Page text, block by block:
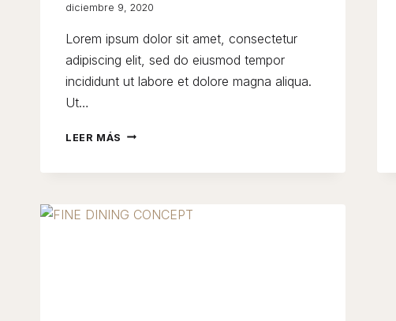
diciembre 9, 2020
Lorem ipsum dolor sit amet, consectetur
adipiscing elit, sed do eiusmod tempor
incididunt ut labore et dolore magna aliqua.
Ut…
LEER MÁS SECRET